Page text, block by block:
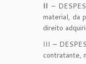
II –
material, da
direito
III –
contratante,